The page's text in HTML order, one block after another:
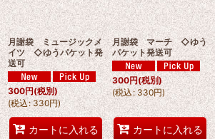
月謝袋 ミュージックメ
イツ ◇ゆうパケット発
送可
300円(税別)
(税込: 330円)
カートに入れる
月謝袋 マーチ ◇ゆう
パケット発送可
300円(税別)
(税込: 330円)
カートに入れる